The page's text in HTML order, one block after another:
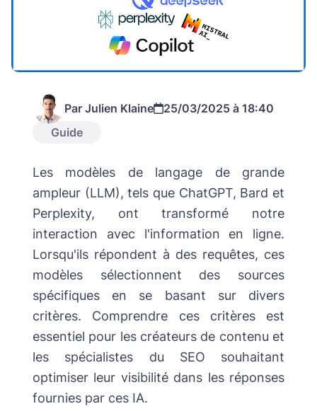
Par Julien Klaine
25/03/2025 à 18:40
Guide
Les modèles de langage de grande
ampleur (LLM), tels que ChatGPT, Bard et
Perplexity, ont transformé notre
interaction avec l'information en ligne.
Lorsqu'ils répondent à des requêtes, ces
modèles sélectionnent des sources
spécifiques en se basant sur divers
critères. Comprendre ces critères est
essentiel pour les créateurs de contenu et
les spécialistes du SEO souhaitant
optimiser leur visibilité dans les réponses
fournies par ces IA.